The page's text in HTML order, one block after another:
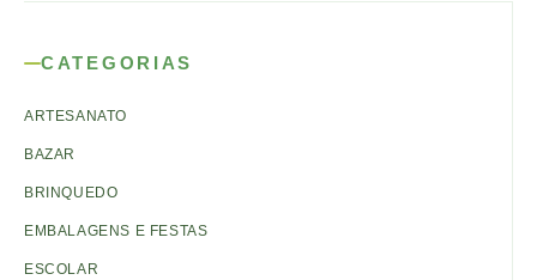
CATEGORIAS
ARTESANATO
BAZAR
BRINQUEDO
EMBALAGENS E FESTAS
ESCOLAR